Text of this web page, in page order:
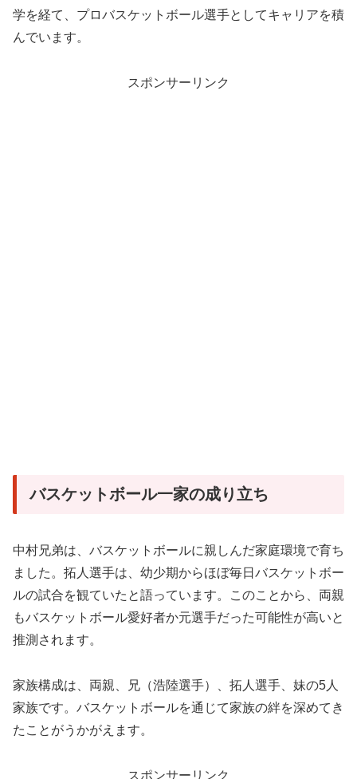
学を経て、プロバスケットボール選手としてキャリアを積
んでいます。
スポンサーリンク
バスケットボール一家の成り立ち
中村兄弟は、バスケットボールに親しんだ家庭環境で育ち
ました。拓人選手は、幼少期からほぼ毎日バスケットボー
ルの試合を観ていたと語っています。このことから、両親
もバスケットボール愛好者か元選手だった可能性が高いと
推測されます。
家族構成は、両親、兄（浩陸選手）、拓人選手、妹の5人
家族です。バスケットボールを通じて家族の絆を深めてき
たことがうかがえます。
スポンサーリンク